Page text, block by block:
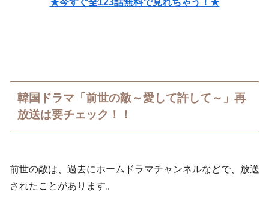
★今すぐ全123話無料で見れちゃう！★
韓国ドラマ「前世の敵～愛して許して～」再
放送は要チェック！！
前世の敵は、過去にホームドラマチャンネルなどで、放送
されたことがあります。